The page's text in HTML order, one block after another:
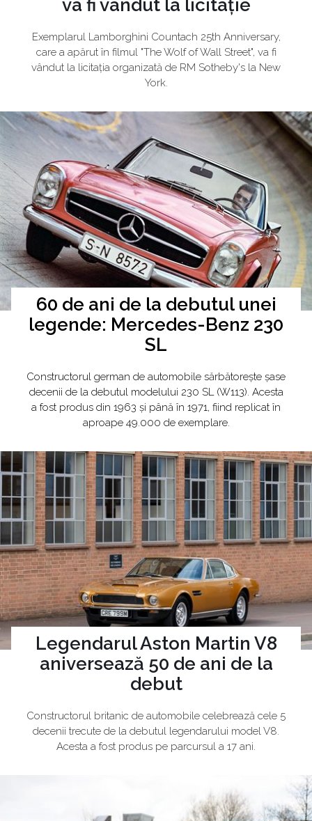
va fi vândut la licitație
Exemplarul Lamborghini Countach 25th Anniversary,
care a apărut în filmul "The Wolf of Wall Street", va fi
vândut la licitația organizată de RM Sotheby's la New
York.
60 de ani de la debutul unei
legende: Mercedes-Benz 230
SL
Constructorul german de automobile sărbătorește șase
decenii de la debutul modelului 230 SL (W113). Acesta
a fost produs din 1963 și până în 1971, fiind replicat în
aproape 49.000 de exemplare.
Legendarul Aston Martin V8
aniversează 50 de ani de la
debut
Constructorul britanic de automobile celebrează cele 5
decenii trecute de la debutul legendarului model V8.
Acesta a fost produs pe parcursul a 17 ani.